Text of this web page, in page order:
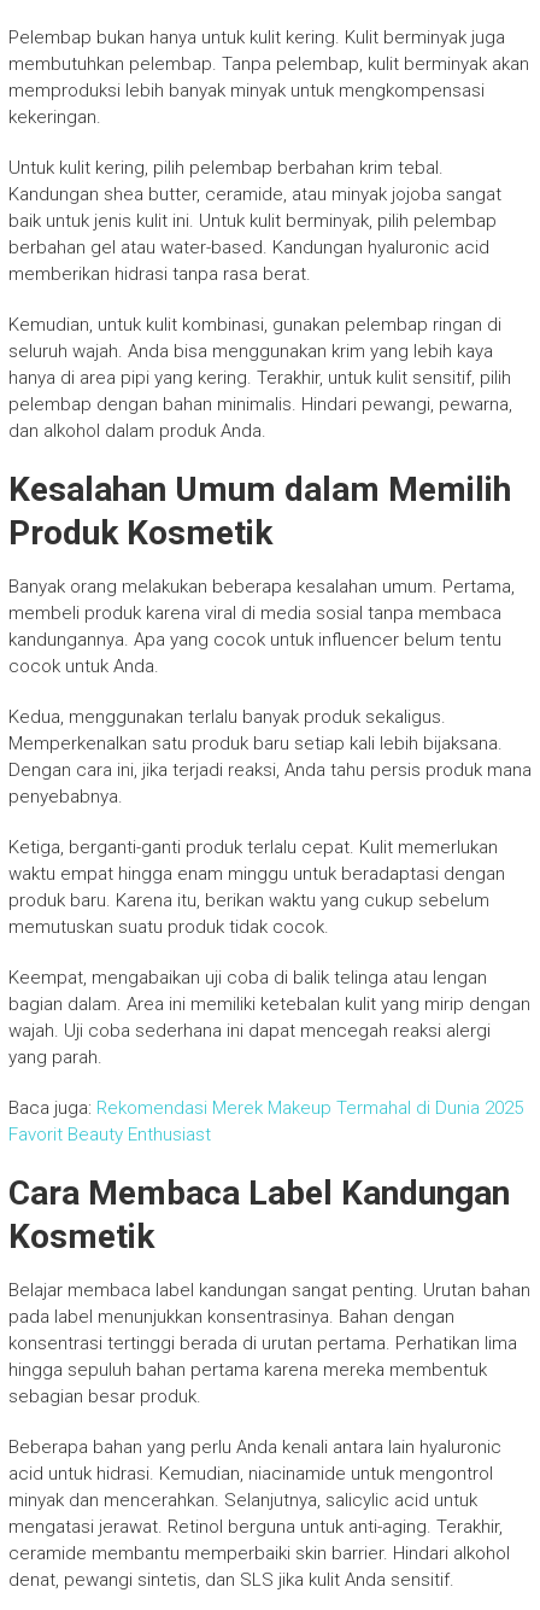
Pelembap bukan hanya untuk kulit kering. Kulit berminyak juga
membutuhkan pelembap. Tanpa pelembap, kulit berminyak akan
memproduksi lebih banyak minyak untuk mengkompensasi
kekeringan.
Untuk kulit kering, pilih pelembap berbahan krim tebal.
Kandungan shea butter, ceramide, atau minyak jojoba sangat
baik untuk jenis kulit ini. Untuk kulit berminyak, pilih pelembap
berbahan gel atau water-based. Kandungan hyaluronic acid
memberikan hidrasi tanpa rasa berat.
Kemudian, untuk kulit kombinasi, gunakan pelembap ringan di
seluruh wajah. Anda bisa menggunakan krim yang lebih kaya
hanya di area pipi yang kering. Terakhir, untuk kulit sensitif, pilih
pelembap dengan bahan minimalis. Hindari pewangi, pewarna,
dan alkohol dalam produk Anda.
Kesalahan Umum dalam Memilih
Produk Kosmetik
Banyak orang melakukan beberapa kesalahan umum. Pertama,
membeli produk karena viral di media sosial tanpa membaca
kandungannya. Apa yang cocok untuk influencer belum tentu
cocok untuk Anda.
Kedua, menggunakan terlalu banyak produk sekaligus.
Memperkenalkan satu produk baru setiap kali lebih bijaksana.
Dengan cara ini, jika terjadi reaksi, Anda tahu persis produk mana
penyebabnya.
Ketiga, berganti-ganti produk terlalu cepat. Kulit memerlukan
waktu empat hingga enam minggu untuk beradaptasi dengan
produk baru. Karena itu, berikan waktu yang cukup sebelum
memutuskan suatu produk tidak cocok.
Keempat, mengabaikan uji coba di balik telinga atau lengan
bagian dalam. Area ini memiliki ketebalan kulit yang mirip dengan
wajah. Uji coba sederhana ini dapat mencegah reaksi alergi
yang parah.
Baca juga: Rekomendasi Merek Makeup Termahal di Dunia 2025
Favorit Beauty Enthusiast
Cara Membaca Label Kandungan
Kosmetik
Belajar membaca label kandungan sangat penting. Urutan bahan
pada label menunjukkan konsentrasinya. Bahan dengan
konsentrasi tertinggi berada di urutan pertama. Perhatikan lima
hingga sepuluh bahan pertama karena mereka membentuk
sebagian besar produk.
Beberapa bahan yang perlu Anda kenali antara lain hyaluronic
acid untuk hidrasi. Kemudian, niacinamide untuk mengontrol
minyak dan mencerahkan. Selanjutnya, salicylic acid untuk
mengatasi jerawat. Retinol berguna untuk anti-aging. Terakhir,
ceramide membantu memperbaiki skin barrier. Hindari alkohol
denat, pewangi sintetis, dan SLS jika kulit Anda sensitif.